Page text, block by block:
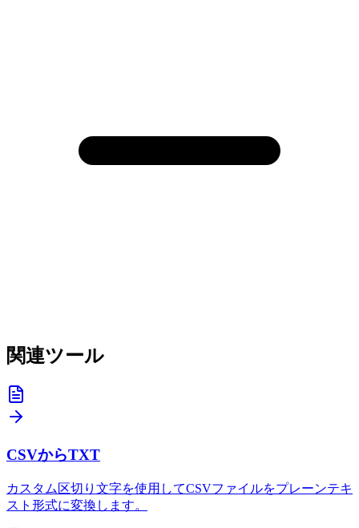
関連ツール
CSVからTXT
カスタム区切り文字を使用してCSVファイルをプレーンテキ
スト形式に変換します。